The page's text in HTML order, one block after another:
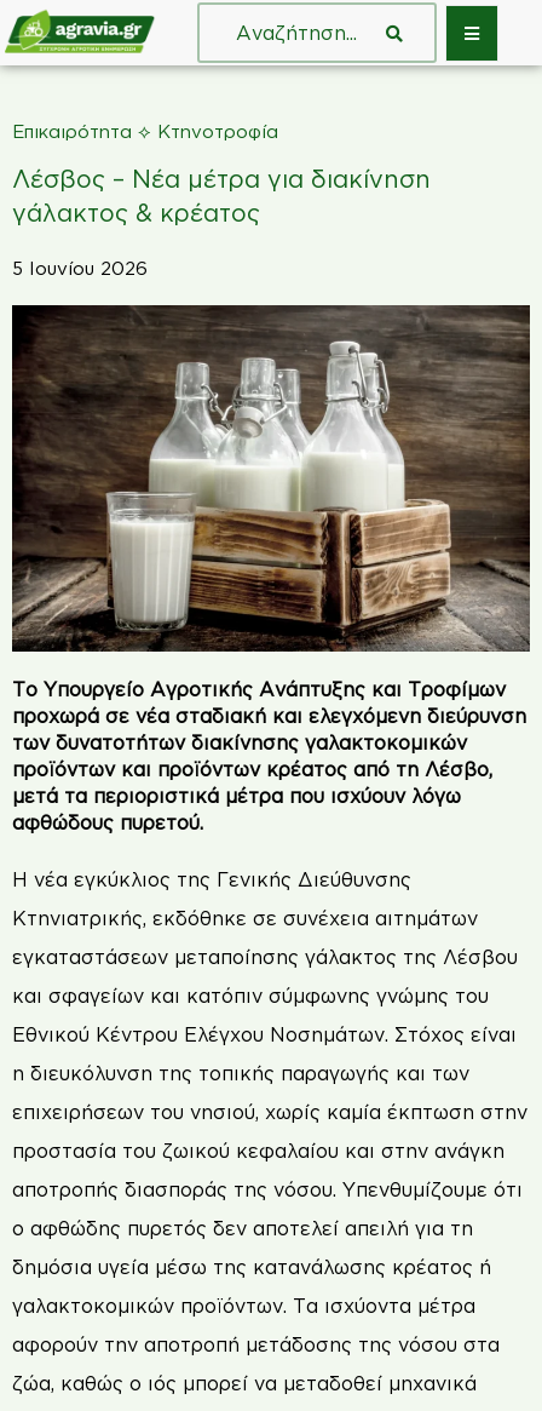
Επικαιρότητα ⟡ Κτηνοτροφία
Λέσβος – Νέα μέτρα για διακίνηση
γάλακτος & κρέατος
5 Ιουνίου 2026
Το Υπουργείο Αγροτικής Ανάπτυξης και Τροφίμων
προχωρά σε νέα σταδιακή και ελεγχόμενη διεύρυνση
των δυνατοτήτων διακίνησης γαλακτοκομικών
προϊόντων και προϊόντων κρέατος από τη Λέσβο,
μετά τα περιοριστικά μέτρα που ισχύουν λόγω
αφθώδους πυρετού.
Η νέα εγκύκλιος της Γενικής Διεύθυνσης
Κτηνιατρικής, εκδόθηκε σε συνέχεια αιτημάτων
εγκαταστάσεων μεταποίησης γάλακτος της Λέσβου
και σφαγείων και κατόπιν σύμφωνης γνώμης του
Εθνικού Κέντρου Ελέγχου Νοσημάτων. Στόχος είναι
η διευκόλυνση της τοπικής παραγωγής και των
επιχειρήσεων του νησιού, χωρίς καμία έκπτωση στην
προστασία του ζωικού κεφαλαίου και στην ανάγκη
αποτροπής διασποράς της νόσου. Υπενθυμίζουμε ότι
ο αφθώδης πυρετός δεν αποτελεί απειλή για τη
δημόσια υγεία μέσω της κατανάλωσης κρέατος ή
γαλακτοκομικών προϊόντων. Τα ισχύοντα μέτρα
αφορούν την αποτροπή μετάδοσης της νόσου στα
ζώα, καθώς ο ιός μπορεί να μεταδοθεί μηχανικά